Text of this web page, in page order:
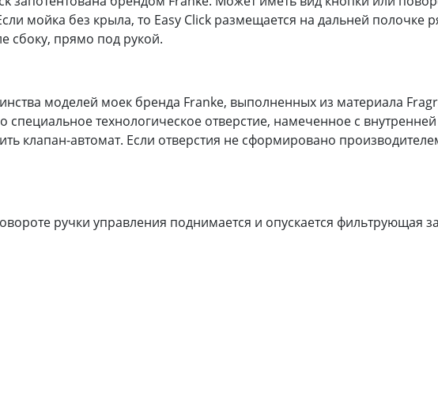
мойка без крыла, то Easy Click размещается на дальней полочке
сбоку, прямо под рукой.
моделей моек бренда Franke, выполненных из материала
специальное технологическое отверстие, намеченное с
клапан-автомат. Если отверстия не сформировано
ручки управления поднимается и опускается фильтрующая